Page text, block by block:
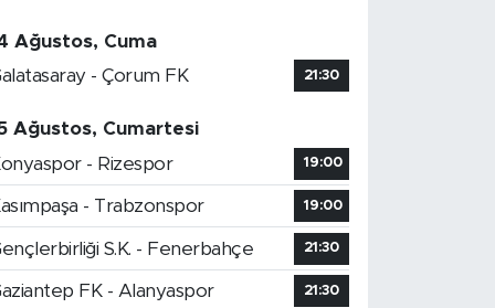
Ağustos, Cuma
- Çorum FK
21:30
Ağustos, Cumartesi
- Rizespor
19:00
- Trabzonspor 19:00
S.K. - Fenerbahçe 21:30
FK - Alanyaspor 21:30